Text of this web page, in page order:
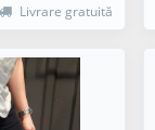
Livrare gratuită